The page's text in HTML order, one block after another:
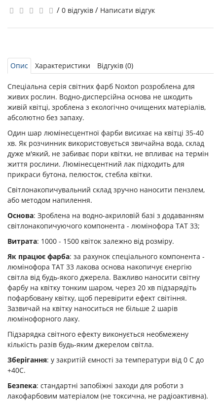
/ 0 відгуків / Написати відгук
Опис Характеристики Відгуків (0)
Спеціальна серія світних фарб Noxton розроблена для
живих рослин. Водно-дисперсійна основа не шкодить
живій квітці, зроблена з екологічно очищених матеріалів,
абсолютно без запаху.
Один шар люмінесцентної фарби висихає на квітці 35-40
хв. Як розчинник використовується звичайна вода, склад
дуже м'який, не забиває пори квітки, не впливає на термін
життя рослини. Люмінесцентний лак підходить для
прикраси бутона, пелюсток, стебла квітки.
Світлонакопичувальний склад зручно наносити пензлем,
або методом напилення.
Основа: Зроблена на водно-акриловій базі з додаванням
світлонакопичуючого компонента - люмінофора ТАТ 33;
Витрата: 1000 - 1500 квіток залежно від розміру.
Як працює фарба: за рахунок спеціального компонента -
люмінофора ТАТ 33 лакова основа накопичує єнергію
світла від будь-якого джерела. Важливо наносити світну
фарбу на квітку тонким шаром, через 20 хв підзарядіть
пофарбовану квітку, щоб перевірити ефект світіння.
Зазвичай на квітку наноситься не більше 2 шарів
люмінофорного лаку.
Підзарядка світного ефекту виконується необмежену
кількість разів будь-яким джерелом світла.
Зберігання: у закритій ємності за температури від 0 С до
+40С.
Безпека: стандартні запобіжні заходи для роботи з
лакофарбовим матеріалом (не токсична, не радіоактивна).